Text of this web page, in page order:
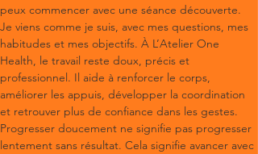
peux commencer avec une séance découverte.
Je viens comme je suis, avec mes questions, mes
habitudes et mes objectifs. À L’Atelier One
Health, le travail reste doux, précis et
professionnel. Il aide à renforcer le corps,
améliorer les appuis, développer la coordination
et retrouver plus de confiance dans les gestes.
Progresser doucement ne signifie pas progresser
lentement sans résultat. Cela signifie avancer avec